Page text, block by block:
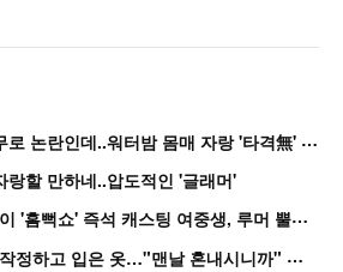
비
비, 성행위 연상 안무로 논란인데..워터밤 몸매 자랑 '타격無' 근황
랑할 만하네..압도적인 '글래머'
“
연습생 아닙니다” 싸이 '흠뻑쇼' 즉석 캐스팅 여중생, 루머 뿔났다[Oh!쎈 이...
홍
진영, '임신설' 종결 작정하고 입은 옷…"맨날 혼내시니까" 억울